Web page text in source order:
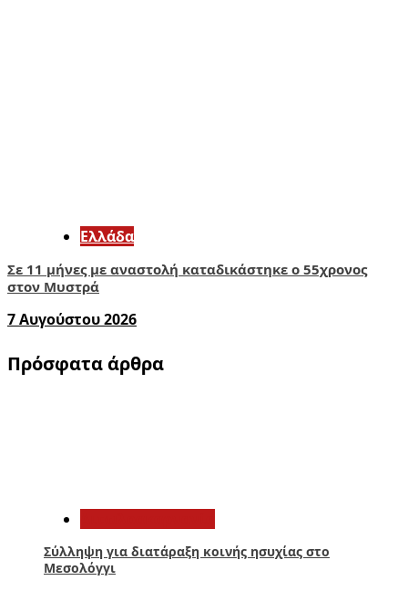
Ελλάδα
Σε 11 μήνες με αναστολή καταδικάστηκε ο 55χρονος
στον Μυστρά
7 Αυγούστου 2026
Πρόσφατα άρθρα
Σύλληψη για διατάραξη κοινής ησυχίας στο
Μεσολόγγι